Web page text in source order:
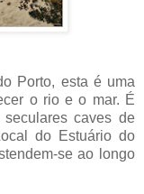
Porto, esta é uma
o rio e o mar. É
caves de
do Estuário do
se ao longo